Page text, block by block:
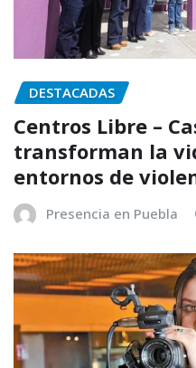
DESTACADAS
Centros Libre –
transforman la
entornos de
Presencia en Puebla